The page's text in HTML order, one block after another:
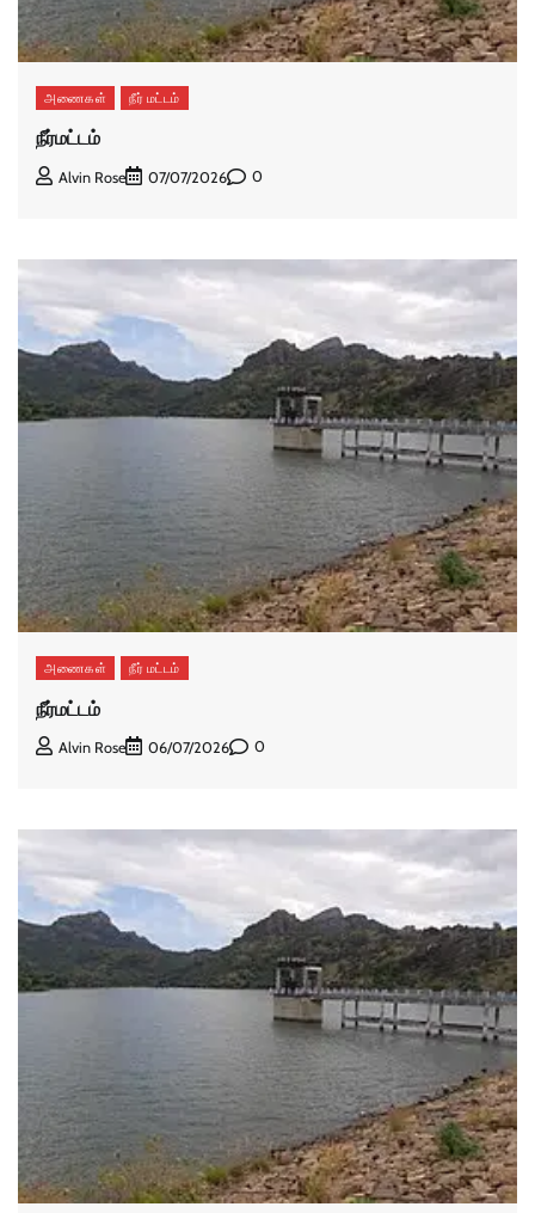
அணைகள் நீர் மட்டம்
நீர்மட்டம்
Alvin Rose 07/07/2026 0
அணைகள் நீர் மட்டம்
நீர்மட்டம்
Alvin Rose 06/07/2026 0